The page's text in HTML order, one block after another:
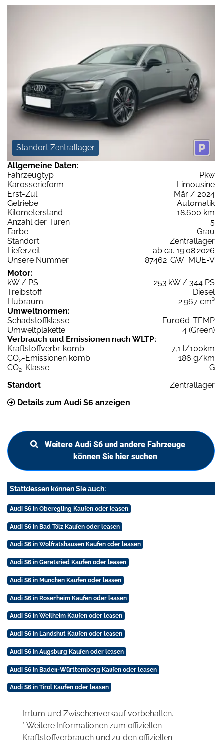
Standort Zentrallager
Allgemeine Daten:
Fahrzeugtyp
Pkw
Karosserieform
Limousine
Erst-Zul.
Mär / 2024
Getriebe
Automatik
Kilometerstand
18.600 km
Anzahl der Türen
5
Farbe
Grau
Standort
Zentrallager
Lieferzeit
ab ca. 19.08.2026
Unsere Nummer
87462_GW_MUE-V
Motor:
kW / PS
253 kW / 344 PS
Treibstoff
Diesel
Hubraum
2.967 cm³
Umweltnormen:
Schadstoffklasse
Euro6d-TEMP
Umweltplakette
4 (Green)
Verbrauch und Emissionen nach WLTP:
Kraftstoffverbr. komb.
7,1 l/100km
CO2-Emissionen komb.
186 g/km
CO2-Klasse
G
Standort
Zentrallager
Details zum Audi S6 anzeigen
Weitere Audi S6 und andere Fahrzeuge
können Sie hier suchen
Stattdessen können Sie auch:
Audi S6 in Oberegling Kaufen oder leasen
Audi S6 in Bad Tölz Kaufen oder leasen
Audi S6 in Wolfratshausen Kaufen oder leasen
Audi S6 in Geretsried Kaufen oder leasen
Audi S6 in München Kaufen oder leasen
Audi S6 in Rosenheim Kaufen oder leasen
Audi S6 in Weilheim Kaufen oder leasen
Audi S6 in Landshut Kaufen oder leasen
Audi S6 in Augsburg Kaufen oder leasen
Audi S6 in Baden-Württemberg Kaufen oder leasen
Audi S6 in Tirol Kaufen oder leasen
Irrtum und Zwischenverkauf vorbehalten.
* Weitere Informationen zum offiziellen
Kraftstoffverbrauch und zu den offiziellen